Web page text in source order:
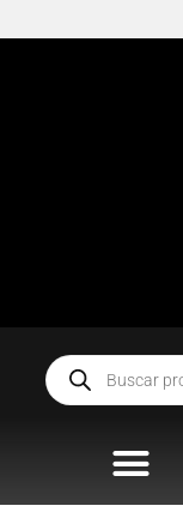
al
Búsqueda
de
productos